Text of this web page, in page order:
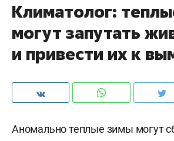
Климатолог:
могут запутать
и привести их к
Аномально теплые зимы могут